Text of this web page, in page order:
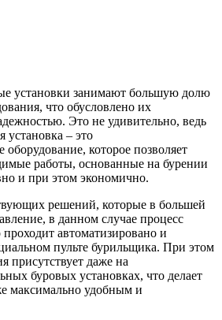
установки занимают большую долю
что обусловлено их
Это не удивительно, ведь
установка – это
оборудование, которое позволяет
работы, основанные на бурении
и при этом экономично.
решений, которые в большей
в данном случае процесс
автоматизировано и
пульте бурильщика. При этом
присутствует даже на
буровых установках, что делает
максимально удобным и